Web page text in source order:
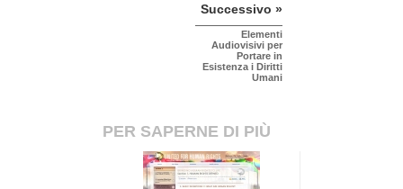
Successivo »
Elementi
Audiovisivi per
Portare in
Esistenza i Diritti
Umani
PER SAPERNE DI PIÙ